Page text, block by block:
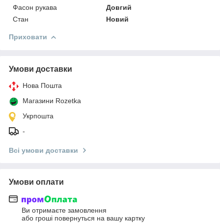
Фасон рукава
Довгий
Стан
Новий
Приховати
Умови доставки
Нова Пошта
Магазини Rozetka
Укрпошта
-
Всі умови доставки
Умови оплати
Ви отримаєте замовлення
або гроші повернуться на вашу картку